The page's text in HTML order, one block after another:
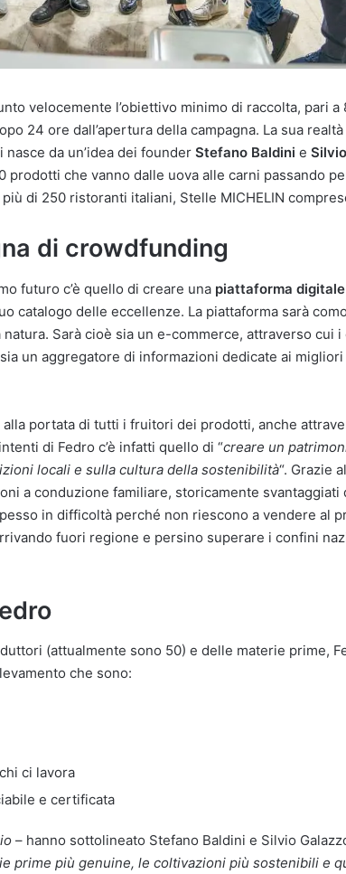
velocemente l’obiettivo minimo di raccolta, pari a
24 ore dall’apertura della campagna. La sua realtà
da un’idea dei founder Stefano Baldini e
prodotti che vanno dalle uova alle carni passando
di 250 ristoranti italiani, Stelle MICHELIN
di crowdfunding
futuro c’è quello di creare una piattaforma digitale
catalogo delle eccellenze. La piattaforma sarà
Sarà cioè sia un e-commerce, attraverso cui
un aggregatore di informazioni dedicate ai
portata di tutti i fruitori dei prodotti, anche
di Fedro c’è infatti quello di “creare un
locali e sulla cultura della sostenibilità“. Grazie
a conduzione familiare, storicamente svantaggiati
in difficoltà perché non riescono a vendere al
fuori regione e persino superare i confini
(attualmente sono 50) e delle materie prime,
che sono:
ci lavora
e certificata
– hanno sottolineato Stefano Baldini e Silvio
prime più genuine, le coltivazioni più sostenibili e